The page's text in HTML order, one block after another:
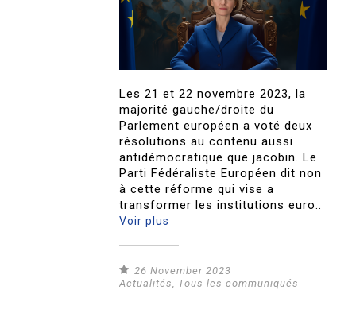
Les 21 et 22 novembre 2023, la
majorité gauche/droite du
Parlement européen a voté deux
résolutions au contenu aussi
antidémocratique que jacobin. Le
Parti Fédéraliste Européen dit non
à cette réforme qui vise a
transformer les institutions euro..
Voir plus
26 November 2023
Actualités
Tous les communiqués